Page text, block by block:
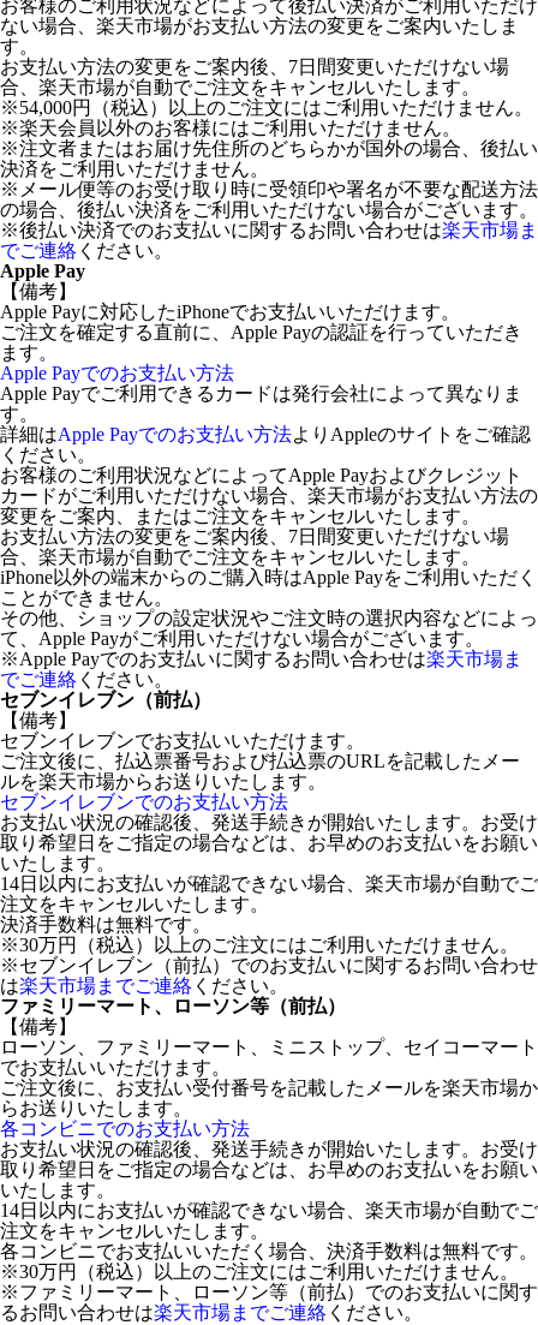
お客様のご利用状況などによって後払い決済がご利用いただけ
ない場合、楽天市場がお支払い方法の変更をご案内いたしま
す。
お支払い方法の変更をご案内後、7日間変更いただけない場
合、楽天市場が自動でご注文をキャンセルいたします。
※54,000円（税込）以上のご注文にはご利用いただけません。
※楽天会員以外のお客様にはご利用いただけません。
※注文者またはお届け先住所のどちらかが国外の場合、後払い
決済をご利用いただけません。
※メール便等のお受け取り時に受領印や署名が不要な配送方法
の場合、後払い決済をご利用いただけない場合がございます。
※後払い決済でのお支払いに関するお問い合わせは楽天市場ま
でご連絡 ください。
Apple Pay
【備考】
Apple Payに対応したiPhoneでお支払いいただけます。
ご注文を確定する直前に、Apple Payの認証を行っていただき
ます。
Apple Payでのお支払い方法
Apple Payでご利用できるカードは発行会社によって異なりま
す。
詳細はApple Payでのお支払い方法よりAppleのサイトをご確認
ください。
お客様のご利用状況などによってApple Payおよびクレジット
カードがご利用いただけない場合、楽天市場がお支払い方法の
変更をご案内、またはご注文をキャンセルいたします。
お支払い方法の変更をご案内後、7日間変更いただけない場
合、楽天市場が自動でご注文をキャンセルいたします。
iPhone以外の端末からのご購入時はApple Payをご利用いただく
ことができません。
その他、ショップの設定状況やご注文時の選択内容などによっ
て、Apple Payがご利用いただけない場合がございます。
※Apple Payでのお支払いに関するお問い合わせは楽天市場ま
でご連絡 ください。
セブンイレブン（前払）
【備考】
セブンイレブンでお支払いいただけます。
ご注文後に、払込票番号および払込票のURLを記載したメー
ルを楽天市場からお送りいたします。
セブンイレブンでのお支払い方法
お支払い状況の確認後、発送手続きが開始いたします。お受け
取り希望日をご指定の場合などは、お早めのお支払いをお願い
いたします。
14日以内にお支払いが確認できない場合、楽天市場が自動でご
注文をキャンセルいたします。
決済手数料は無料です。
※30万円（税込）以上のご注文にはご利用いただけません。
※セブンイレブン（前払）でのお支払いに関するお問い合わせ
は楽天市場までご連絡 ください。
ファミリーマート、ローソン等（前払）
【備考】
ローソン、ファミリーマート、ミニストップ、セイコーマート
でお支払いいただけます。
ご注文後に、お支払い受付番号を記載したメールを楽天市場か
らお送りいたします。
各コンビニでのお支払い方法
お支払い状況の確認後、発送手続きが開始いたします。お受け
取り希望日をご指定の場合などは、お早めのお支払いをお願い
いたします。
14日以内にお支払いが確認できない場合、楽天市場が自動でご
注文をキャンセルいたします。
各コンビニでお支払いいただく場合、決済手数料は無料です。
※30万円（税込）以上のご注文にはご利用いただけません。
※ファミリーマート、ローソン等（前払）でのお支払いに関す
るお問い合わせは楽天市場までご連絡 ください。